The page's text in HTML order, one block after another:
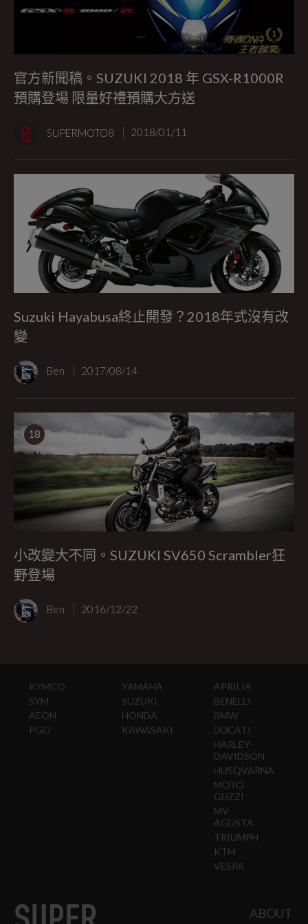
官方新聞稿。SUZUKI 2018 年 GSX-R1000R
預購登場 限量好禮預購大方送
SUPERMOTO8 2018/01/11
Suzuki Hayabusa終止開發？2018年式沒有改
變
Ben 2017/08/14
18
小改變大不同。SUZUKI SV650 Scrambler狂
野登場
Ben 2016/12/22
KYMCO
SYM
AEON
PGO
YAMAHA
SUZUKI
HONDA
KAWASAKI
APRILIA
BENELLI
BMW
DUCATI
HARLEY-
DAVIDSON
HUSQVARNA
MOTO
GUZZI
MV
AGUSTA
TRIUMPH
KTM
VESPA
ABOUT